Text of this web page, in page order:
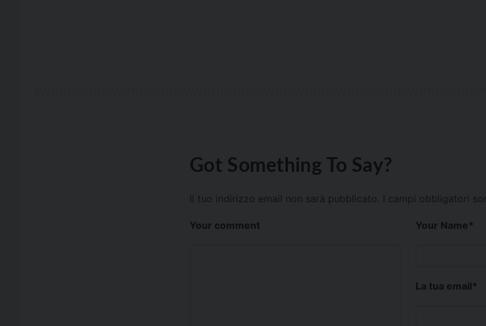
Got Something To Say?
Il tuo indirizzo email non sarà pubblicato. I campi obbligatori
Your comment Your Name*
La tua email*